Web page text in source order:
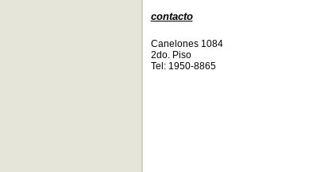
contacto
Canelones 1084
2do. Piso
Tel: 1950-8865